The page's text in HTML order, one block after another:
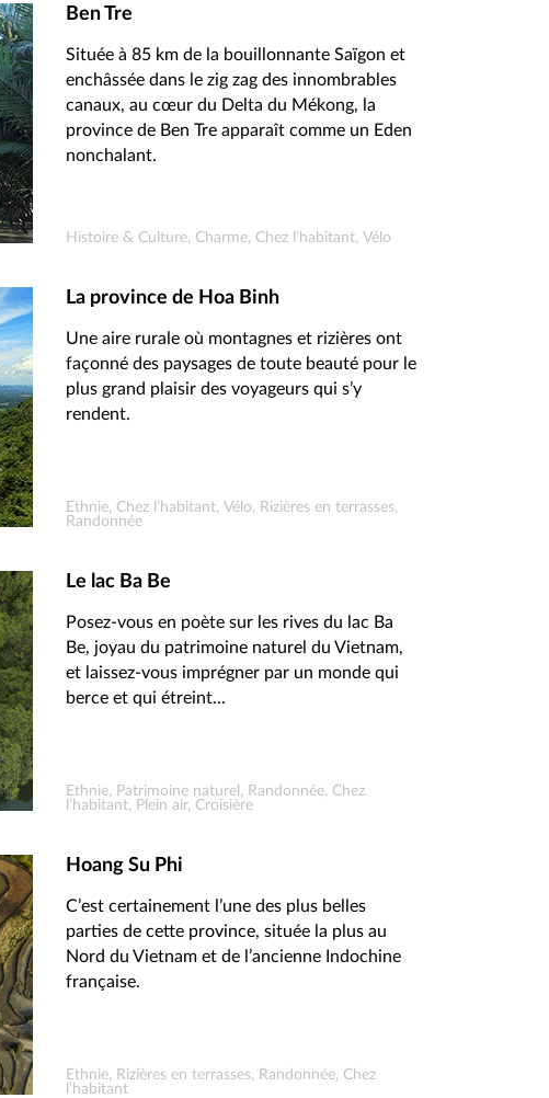
Ben Tre
Située à 85 km de la bouillonnante Saïgon et
enchâssée dans le zig zag des innombrables
canaux, au cœur du Delta du Mékong, la
province de Ben Tre apparaît comme un Eden
nonchalant.
Histoire & Culture, Charme, Chez l’habitant, Vélo
La province de Hoa Binh
Une aire rurale où montagnes et rizières ont
façonné des paysages de toute beauté pour le
plus grand plaisir des voyageurs qui s’y
rendent.
Ethnie, Chez l’habitant, Vélo, Rizières en terrasses,
Randonnée
Le lac Ba Be
Posez-vous en poète sur les rives du lac Ba
Be, joyau du patrimoine naturel du Vietnam,
et laissez-vous imprégner par un monde qui
berce et qui étreint...
Ethnie, Patrimoine naturel, Randonnée, Chez
l’habitant, Plein air, Croisière
Hoang Su Phi
C’est certainement l’une des plus belles
parties de cette province, située la plus au
Nord du Vietnam et de l’ancienne Indochine
française.
Ethnie, Rizières en terrasses, Randonnée, Chez
l’habitant